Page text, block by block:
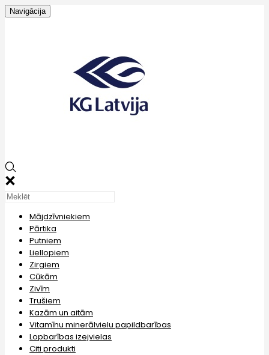
Navigācija
Mājdzīvniekiem
Pārtika
Putniem
Liellopiem
Zirgiem
Cūkām
Zivīm
Trušiem
Kazām un aitām
Vitamīnu minerālvielu papildbarības
Lopbarības izejvielas
Citi produkti